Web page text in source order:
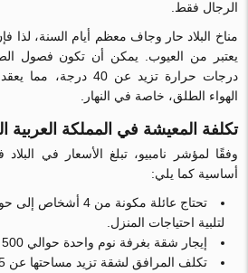
الرجال فقط.
مناخ البلاد حار وجاف معظم أيام السنة، لذا
يعتبر من العيوب. يمكن أن تكون فصول
درجات حرارة تزيد عن
الهواء الطلق، خاصة في النهار.
تكلفة المعيشة في المملكة العربية
أساسية كما يلي:
لتلبية احتياجات المنزل.
إيجار شقة بغرفة نوم واحدة حوالي 500 دولار أمريكي.